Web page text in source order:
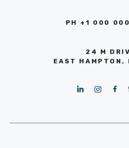
PH +1 000
24 M
EAST HAMPTON,